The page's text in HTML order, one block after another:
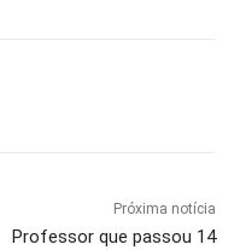
Próxima notícia
Professor que passou 14